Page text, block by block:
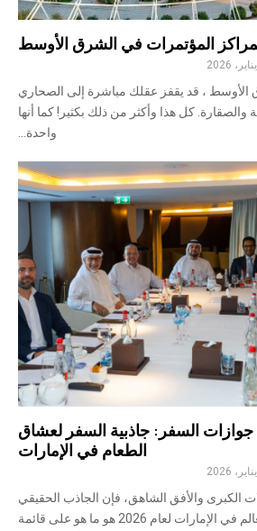
لمراكز المؤتمرات في الشرق الأوسط
الأوسط ، قد يقفز عقلك مباشرة إلى الصحاري
والصقارة. كل هذا وأكثر من ذلك بكثير! كما أنها
واحدة...
جوازات السفر: جاذبية السفر لعشاق
الطعام في الإمارات
الكبرى والأفق الشاهق، فإن الجاذب الحقيقي
للمسافرين حول العالم في الإمارات لعام 2026 هو ما هو على قائمة